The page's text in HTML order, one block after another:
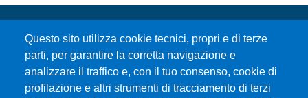
Questo sito utilizza cookie tecnici, propri e di terze
parti, per garantire la corretta navigazione e
analizzare il traffico e, con il tuo consenso, cookie di
profilazione e altri strumenti di tracciamento di terzi